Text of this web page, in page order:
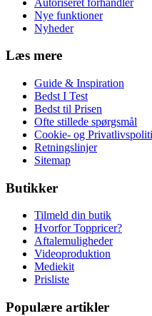
Nye funktioner
Nyheder
Læs mere
Guide & Inspiration
Bedst I Test
Bedst til Prisen
Ofte stillede spørgsmål
Cookie- og
Retningslinjer
Sitemap
Butikker
Tilmeld din butik
Hvorfor Toppricer?
Aftalemuligheder
Videoproduktion
Mediekit
Prisliste
Populære artikler